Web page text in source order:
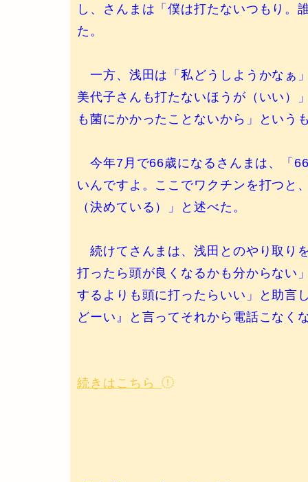
し、さんまは「僕は打たないつもり。
た。
一方、浅田は「私どうしようかなぁ
美代子さんも打たないほうが（いい）
も菌にかかったことないから」という
今年7月で66歳になるさんまは、「
いんですよ。ここでワクチンを打つと
（決めている）」と述べた。
続けてさんまは、浅田とのやり取り
打ったら頭が良くなるかも分からない
するよりも頭に打ったらいい」と助言
どーい』と言ってそれから電話こなく
続きはこちら